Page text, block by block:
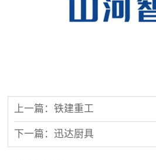
上一篇：铁建重工
下一篇：迅达厨具